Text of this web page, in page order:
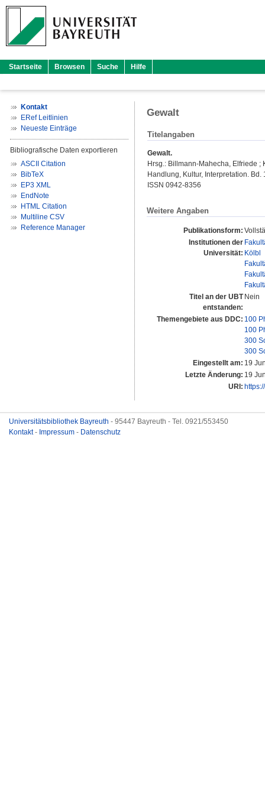
Startseite Browsen Suche Hilfe
Kontakt
ERef Leitlinien
Neueste Einträge
Bibliografische Daten exportieren
ASCII Citation
BibTeX
EP3 XML
EndNote
HTML Citation
Multiline CSV
Reference Manager
Gewalt
Titelangaben
Gewalt.
Hrsg.: Billmann-Mahecha, Elfriede ;
Handlung, Kultur, Interpretation. Bd.
ISSN 0942-8356
Weitere Angaben
Publikationsform:
Institutionen der
Universität: Kölbl
Titel an der UBT
entstanden:
Nein
Themengebiete aus DDC: 100
100
300
300
Eingestellt am: 19
Letzte Änderung: 19
URI:
Universitätsbibliothek Bayreuth - 95447 Bayreuth - Tel. 0921/553450
Kontakt- Impressum - Datenschutz